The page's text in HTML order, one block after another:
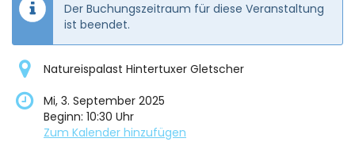
Der Buchungszeitraum für diese Veranstaltung
ist beendet.
Natureispalast Hintertuxer Gletscher
Mi, 3. September 2025
Beginn: 10:30 Uhr
Zum Kalender hinzufügen